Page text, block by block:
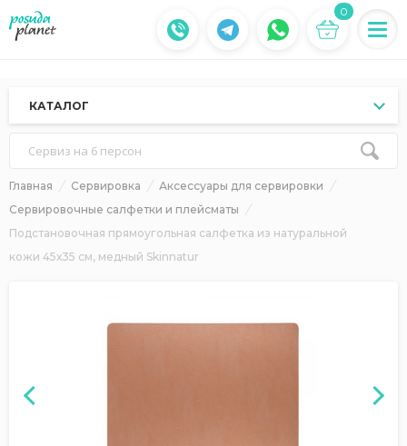
0
КАТАЛОГ
Сервиз на 6 персон
Главная Сервировка
Аксессуары для сервировки
Сервировочные салфетки и плейсматы
Подстановочная прямоугольная салфетка из натуральной
кожи 45х35 см, медный Skinnatur